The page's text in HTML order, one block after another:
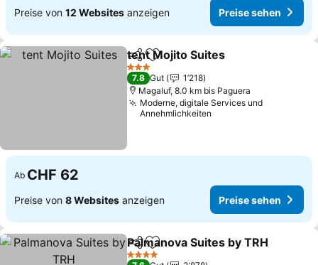
Preise von 12 Websites anzeigen Preise sehen
TeilenZu Favoriten hinzufügen
tent Mojito Suites
3 Sterne
7.8 Gut
1’218
Magaluf, 8.0 km bis Paguera
Moderne, digitale Services und
Annehmlichkeiten
Ab CHF 62
Preise von 8 Websites anzeigen Preise sehen
TeilenZu Favoriten hinzufügen
Palmanova Suites by TRH
4 Sterne